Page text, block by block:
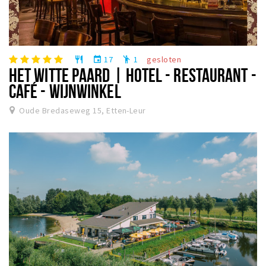
restaurant event 17 emoji_people 1 gesloten
HET WITTE PAARD | HOTEL - RESTAURANT -
CAFÉ - WIJNWINKEL
Oude Bredaseweg 15, Etten-Leur